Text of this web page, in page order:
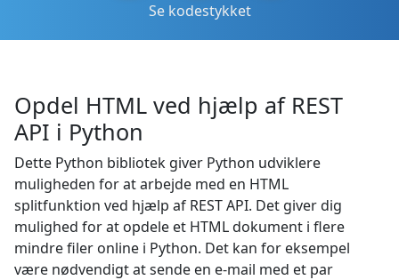
Se kodestykket
Opdel HTML ved hjælp af REST
API i Python
Dette Python bibliotek giver Python udviklere
muligheden for at arbejde med en HTML
splitfunktion ved hjælp af REST API. Det giver dig
mulighed for at opdele et HTML dokument i flere
mindre filer online i Python. Det kan for eksempel
være nødvendigt at sende en e-mail med et par